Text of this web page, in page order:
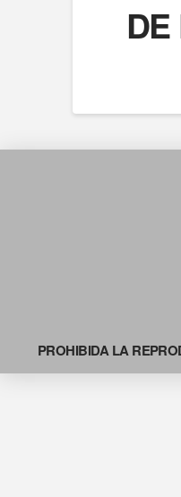
PROHIBIDA LA